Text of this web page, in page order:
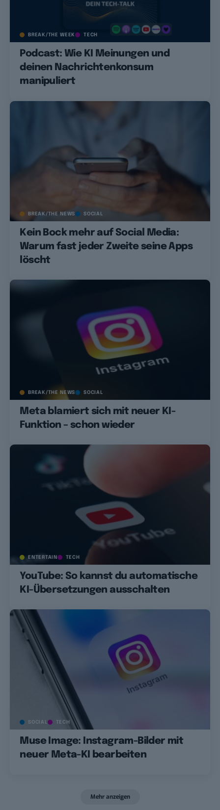
BREAK/THE WEEK TECH
Podcast: Wie KI Meinungen und
deinen Nachrichtenkonsum
manipuliert
BREAK/THE NEWS SOCIAL
Kein Bock mehr auf Social Media:
Warum fast jeder Zweite seine Apps
löscht
BREAK/THE NEWS SOCIAL
Meta blamiert sich mit neuer KI-
Funktion – schon wieder
ENTERTAIN TECH
YouTube: So kannst du automatische
KI-Übersetzungen ausschalten
SOCIAL TECH
Muse Image: Instagram-Bilder mit
neuer Meta-KI bearbeiten
Mehr anzeigen